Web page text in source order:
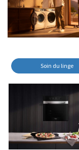
Soin du linge